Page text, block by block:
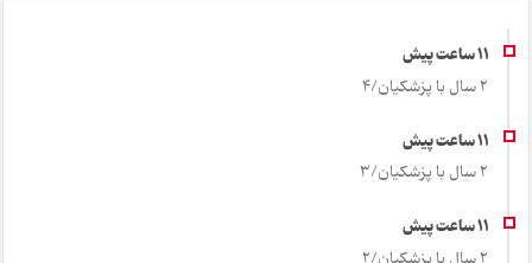
2 سال با پزشکیان/4
2 سال با پزشکیان/3